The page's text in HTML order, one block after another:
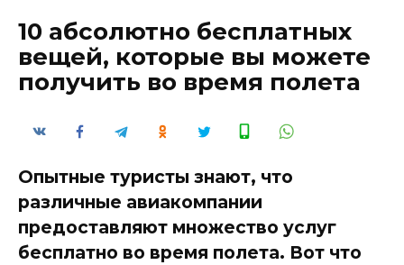
10 абсолютно бесплатных
вещей, которые вы можете
получить во время полета
Опытные туристы знают, что
различные авиакомпании
предоставляют множество услуг
бесплатно во время полета. Вот что